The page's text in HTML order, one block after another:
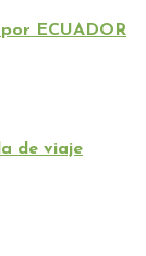
ECUADOR
de viaje